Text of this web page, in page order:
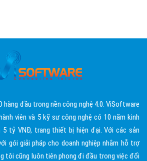
hàng đầu trong nền công nghệ 4.0. ViSoftware
viên và 5 kỹ sư công nghệ có 10 năm kinh
5 tỷ VNĐ, trang thiết bị hiện đại. Với các sản
gói giải pháp cho doanh nghiệp nhằm hỗ trợ
tôi cũng luôn tiên phong đi đầu trong việc đổi